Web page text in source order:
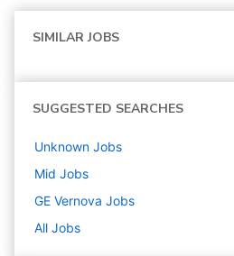
SIMILAR JOBS
SUGGESTED SEARCHES
Unknown Jobs
Mid Jobs
GE Vernova Jobs
All Jobs